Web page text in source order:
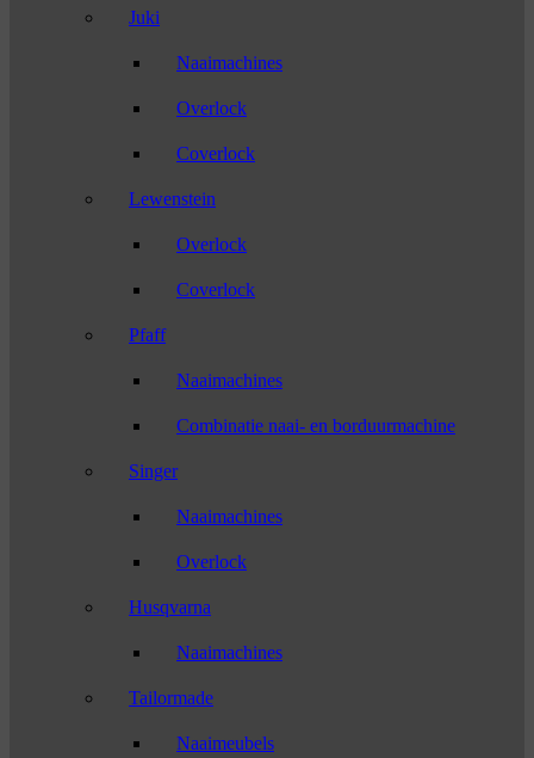
Juki
Naaimachines
Overlock
Coverlock
Lewenstein
Overlock
Coverlock
Pfaff
Naaimachines
Combinatie naai- en borduurmachine
Singer
Naaimachines
Overlock
Husqvarna
Naaimachines
Tailormade
Naaimeubels